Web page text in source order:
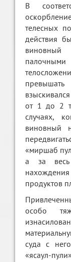
В
телесных
действия
от 1 до 2
случаях,
виновный
«миршаб
а за
продуктов
особо
суда с
«ясаул-